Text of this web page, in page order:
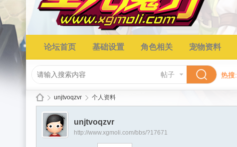
论坛首页 基础设置 角色相关 宠物资料
帖子 热搜:
›
unjtvoqzvr 个人资料
unjtvoqzvr
http://www.xgmoli.com/bbs/?17671